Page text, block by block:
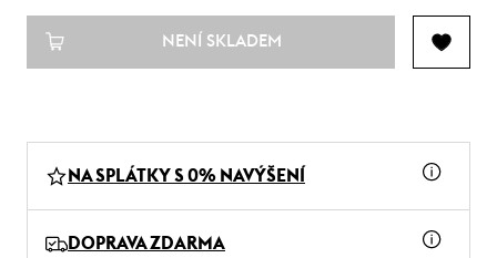
NENÍ SKLADEM
NA SPLÁTKY S 0% NAVÝŠENÍ
DOPRAVA ZDARMA